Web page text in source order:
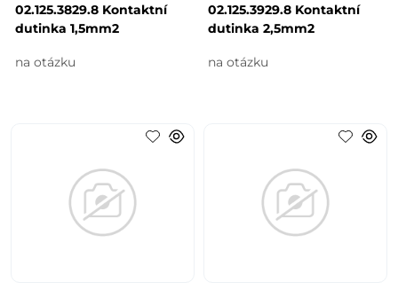
02.125.3829.8 Kontaktní
dutinka 1,5mm2
na otázku
02.125.3929.8 Kontaktní
dutinka 2,5mm2
na otázku